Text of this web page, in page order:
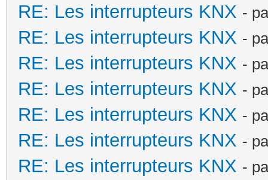
RE: Les interrupteurs KNX -
RE: Les interrupteurs KNX -
RE: Les interrupteurs KNX -
RE: Les interrupteurs KNX -
RE: Les interrupteurs KNX -
RE: Les interrupteurs KNX -
RE: Les interrupteurs KNX -